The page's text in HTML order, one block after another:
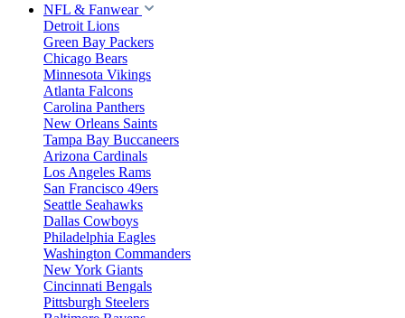
NFL & Fanwear
Detroit Lions
Green Bay Packers
Chicago Bears
Minnesota Vikings
Atlanta Falcons
Carolina Panthers
New Orleans Saints
Tampa Bay Buccaneers
Arizona Cardinals
Los Angeles Rams
San Francisco 49ers
Seattle Seahawks
Dallas Cowboys
Philadelphia Eagles
Washington Commanders
New York Giants
Cincinnati Bengals
Pittsburgh Steelers